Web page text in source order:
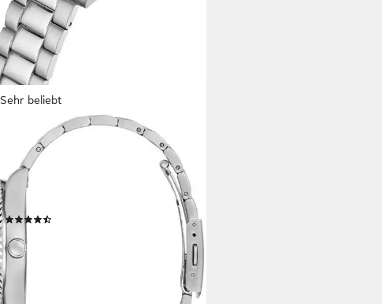
Sehr beliebt
Quarzuhr CONNOISSEUR
GW0265G10, Armbanduhr,
Herrenuhr, Datum, Wochentag,
Edelstahlarmband
ab 119,50 €
-37%
lieferbar - in 2-3 Werktagen bei dir